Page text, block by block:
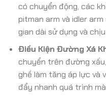
có chuyển động, các
pitman arm và idler
gian dài sử dụng và
Điều Kiện Đường Xá
chuyển trên đường
ghề làm tăng áp lực và
đẩy nhanh quá trình